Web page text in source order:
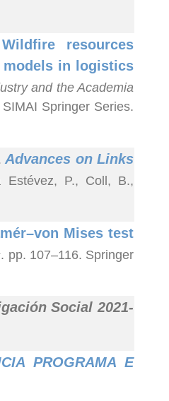
Wildfire resources
models in logistics
and the Academia
Springer Series.
Advances on Links
Estévez, P., Coll, B.,
Mises test
. pp. 107–116. Springer
Social 2021-
PROGRAMA E